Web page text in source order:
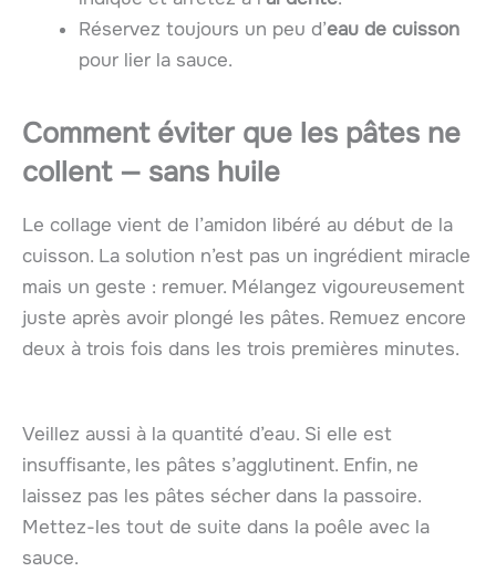
Réservez toujours un peu d’eau de cuisson
pour lier la sauce.
Comment éviter que les pâtes ne
collent — sans huile
Le collage vient de l’amidon libéré au début de la
cuisson. La solution n’est pas un ingrédient miracle
mais un geste : remuer. Mélangez vigoureusement
juste après avoir plongé les pâtes. Remuez encore
deux à trois fois dans les trois premières minutes.
Veillez aussi à la quantité d’eau. Si elle est
insuffisante, les pâtes s’agglutinent. Enfin, ne
laissez pas les pâtes sécher dans la passoire.
Mettez-les tout de suite dans la poêle avec la
sauce.